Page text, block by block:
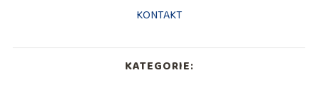
KONTAKT
KATEGORIE: